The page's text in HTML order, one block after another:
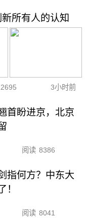
所有人的认知
3小时前
首盼进京，北京
阅读 8386
指何方？中东大
！
阅读 8041